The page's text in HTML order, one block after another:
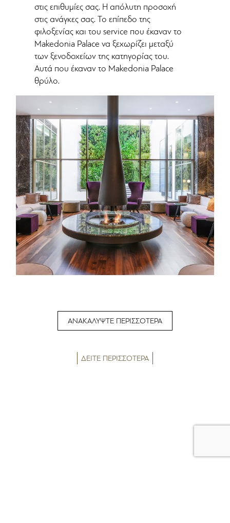
στις επιθυμίες σας. Η απόλυτη προσοχή
στις ανάγκες σας. Το επίπεδο της
φιλοξενίας και του service που έκαναν το
Makedonia Palace να ξεχωρίζει μεταξύ
των ξενοδοχείων της κατηγορίας του.
Αυτά που έκαναν το Makedonia Palace
θρύλο.
ΑΝΑΚΑΛΥΨΤΕ ΠΕΡΙΣΣΟΤΕΡΑ
ΔΕΙΤΕ ΠΕΡΙΣΣΟΤΕΡΑ